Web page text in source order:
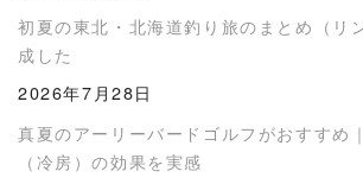
初夏の東北・北海道釣り旅のまとめ（リ
成した
2026年7月28日
真夏のアーリーバードゴルフがおすすめ
（冷房）の効果を実感